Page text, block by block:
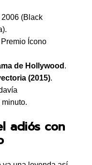
2006 (Black
Premio Ícono
de Hollywood .
(2015).
adiós con